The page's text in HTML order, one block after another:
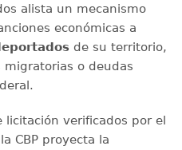
alista un mecanismo
económicas a
de su territorio,
o deudas
licitación verificados por el
CBP proyecta la